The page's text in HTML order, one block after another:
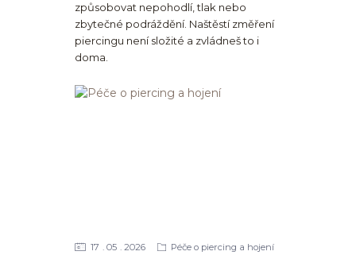
způsobovat nepohodlí, tlak nebo
zbytečné podráždění. Naštěstí změření
piercingu není složité a zvládneš to i
doma.
17 05 2026 Péče o piercing a hojení